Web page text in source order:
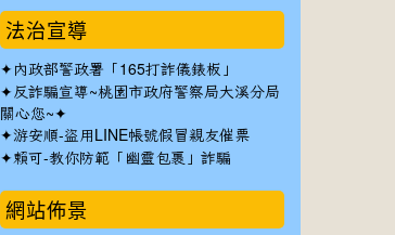
法治宣導
✦ 內政部警政署「165打詐儀錶板」
✦反詐騙宣導~桃園市政府警察局大溪分局
關心您~✦
✦游安順-盜用LINE帳號假冒親友催票
✦賴可-教你防範「幽靈包裹」詐騙
網站佈景